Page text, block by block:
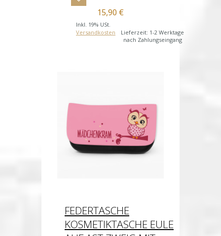
15,90 €
Inkl. 19% USt.
Versandkosten
Lieferzeit: 1-2 Werktage
nach Zahlungseingang
FEDERTASCHE
KOSMETIKTASCHE EULE